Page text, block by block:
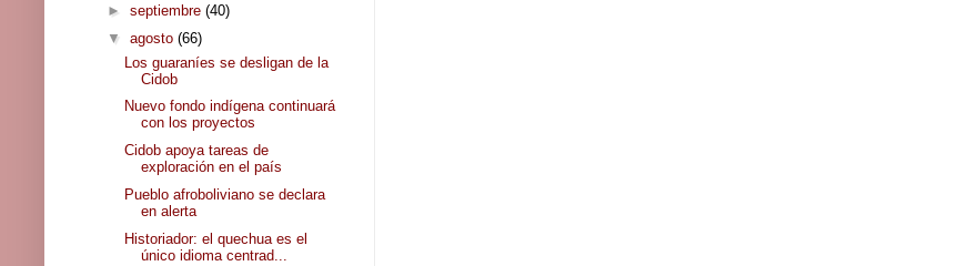
► septiembre (40)
▼ agosto (66)
Los guaraníes se desligan de la
Cidob
Nuevo fondo indígena continuará
con los proyectos
Cidob apoya tareas de
exploración en el país
Pueblo afroboliviano se declara
en alerta
Historiador: el quechua es el
único idioma centrad...